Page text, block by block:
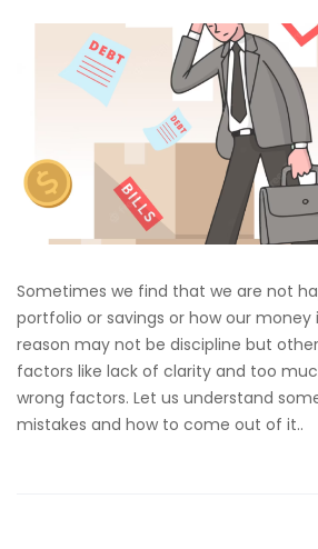
Sometimes we find that we are not
portfolio or savings or how our money
reason may not be discipline but
factors like lack of clarity and too
wrong factors. Let us understand
mistakes and how to come out of it..